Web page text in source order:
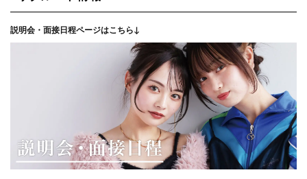
説明会・面接日程ページはこちら↓